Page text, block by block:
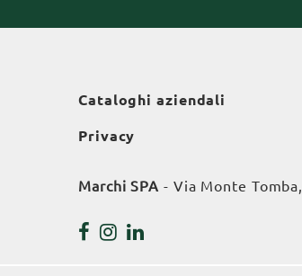
Cataloghi aziendali
Privacy
Marchi SPA - Via Monte